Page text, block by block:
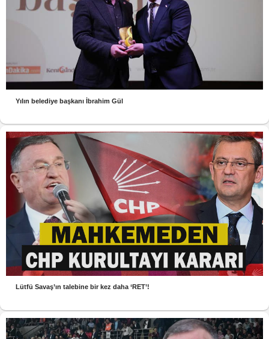
Yılın belediye başkanı İbrahim Gül
Lütfü Savaş’ın talebine bir kez daha ‘RET’!